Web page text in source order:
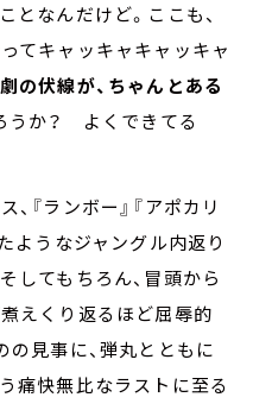
となんだけど。ここも、
てキャッキャキャッキャ
の伏線が、ちゃんとある
うか？ よくできてる
『ランボー』『アポカリ
ようなジャングル内返り
してもちろん、冒頭から
えくり返るほど屈辱的
の見事に、弾丸とともに
痛快無比なラストに至る